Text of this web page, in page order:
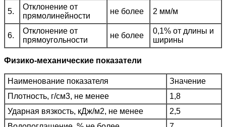
5.
Отклонение от
прямолинейности
не более 2 мм/м
6.
Отклонение от
прямоугольности
не более
0,1% от длины и
ширины
Физико-механические показатели
Наименование показателя
Значение
Плотность, г/см3, не менее
1,8
Ударная вязкость, кДж/м2, не менее
2,5